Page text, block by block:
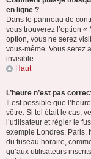
en ligne ?
Dans le panneau de
vous trouverez l’option
option, vous ne serez
vous-même. Vous serez
invisible.
Haut
L’heure n’est pas
Il est possible que
vôtre. Si tel était le cas,
l’utilisateur et régler le
exemple Londres, Paris,
du fuseau horaire,
qu’aux utilisateurs